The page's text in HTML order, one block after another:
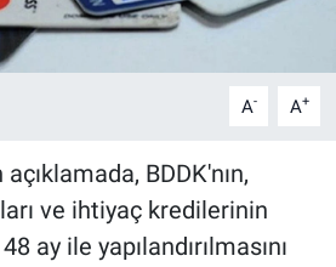
A- A+
BDDK'nın,
ve ihtiyaç kredilerinin
ay ile yapılandırılmasını